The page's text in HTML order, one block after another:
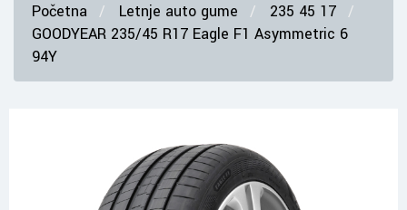
Početna Letnje auto gume
235 45 17
GOODYEAR 235/45 R17 Eagle F1 Asymmetric 6
94Y